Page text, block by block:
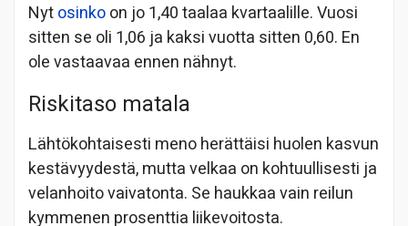
Nytosinkoon jo 1,40 taalaa kvartaalille. Vuosi
sitten se oli 1,06 ja kaksi vuotta sitten 0,60. En
ole vastaavaa ennen nähnyt.
Riskitaso matala
Lähtökohtaisesti meno herättäisi huolen kasvun
kestävyydestä, mutta velkaa on kohtuullisesti ja
velanhoito vaivatonta. Se haukkaa vain reilun
kymmenen prosenttia liikevoitosta.